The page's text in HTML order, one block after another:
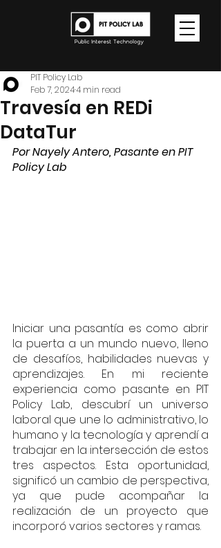
Travesía en REDi
DataTur
PIT Policy Lab
Feb 7, 20244 min read
Por Nayely Antero, Pasante en PIT
Policy Lab
Iniciar una pasantía es como abrir
la puerta a un mundo nuevo, lleno
de desafíos, habilidades nuevas y
aprendizajes. En mi reciente
experiencia como pasante en PIT
Policy Lab, descubrí un universo
laboral que une lo administrativo, lo
humano y la tecnología y aprendí a
trabajar en la intersección de estos
tres aspectos. Esta oportunidad,
significó un cambio de perspectiva,
ya que pude acompañar la
realización de un proyecto que
incorporó varios sectores y ramas.